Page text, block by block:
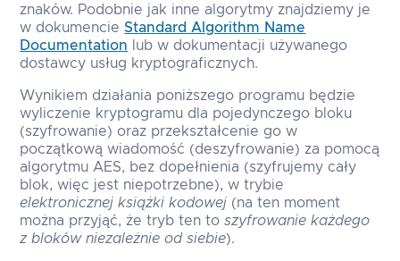
znaków. Podobnie jak inne algorytmy znajdziemy je
w dokumencieStandard Algorithm Name
Documentation lub w dokumentacji używanego
dostawcy usług kryptograficznych.
Wynikiem działania poniższego programu będzie
wyliczenie kryptogramu dla pojedynczego bloku
(szyfrowanie) oraz przekształcenie go w
początkową wiadomość (deszyfrowanie) za pomocą
algorytmu AES, bez dopełnienia (szyfrujemy cały
blok, więc jest niepotrzebne), w trybie
elektronicznej książki kodowej (na ten moment
można przyjąć, że tryb ten toszyfrowanie każdego
z bloków niezależnie od siebie).